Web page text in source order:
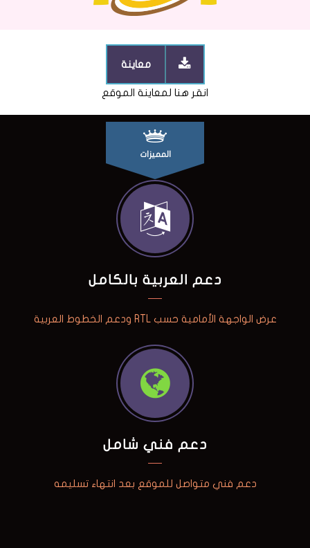
معاينة
معاينة
انقر هنا لمعاينة الموقع
المميزات
دعم العربية بالكامل
عرض الواجهة الأمامية حسب RTL ودعم الخطوط العربية
دعم فني شامل
دعم فني متواصل للموقع بعد انتهاء تسليمه